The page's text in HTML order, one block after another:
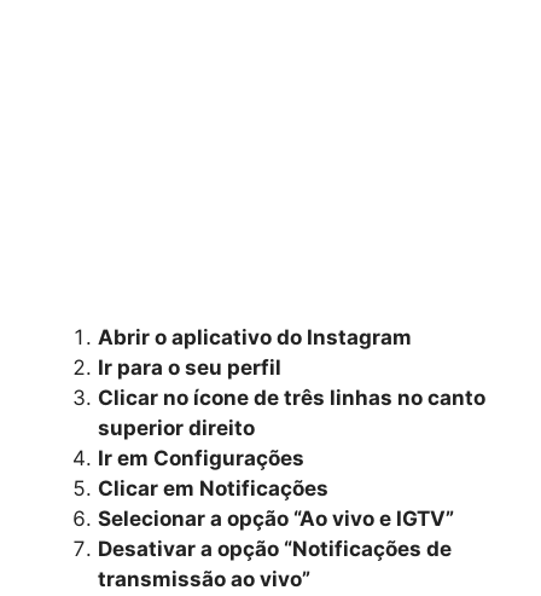
Abrir o aplicativo do Instagram
Ir para o seu perfil
Clicar no ícone de três linhas no canto
superior direito
Ir em Configurações
Clicar em Notificações
Selecionar a opção “Ao vivo e IGTV”
Desativar a opção “Notificações de
transmissão ao vivo”